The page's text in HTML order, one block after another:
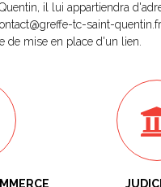
il lui appartiendra
tc-saint-
de mise en place d'un lien.